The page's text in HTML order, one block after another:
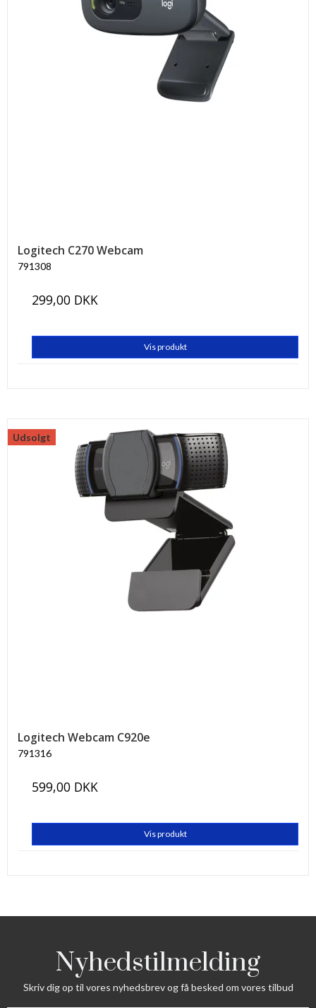
Logitech C270 Webcam
791308
299,00 DKK
Vis produkt
Udsolgt
Logitech Webcam C920e
791316
599,00 DKK
Vis produkt
Nyhedstilmelding
Skriv dig op til vores nyhedsbrev og få besked om vores tilbud